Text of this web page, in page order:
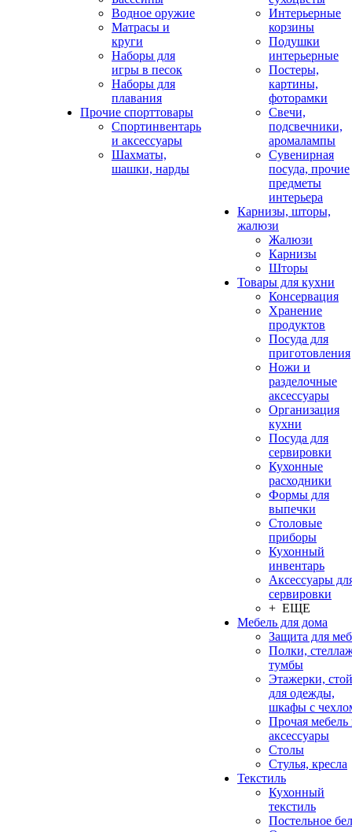
Водное оружие
Матрасы и
круги
Наборы для
игры в песок
Наборы для
плавания
Прочие спорттовары
Спортинвентарь
и аксессуары
Шахматы,
шашки, нарды
Интерьерные
корзины
Подушки
интерьерные
Постеры,
картины,
фоторамки
Свечи,
подсвечники,
аромалампы
Сувенирная
посуда, прочие
предметы
интерьера
Карнизы, шторы,
жалюзи
Жалюзи
Карнизы
Шторы
Товары для кухни
Консервация
Хранение
продуктов
Посуда для
приготовления
Ножи и
разделочные
аксессуары
Организация
кухни
Посуда для
сервировки
Кухонные
расходники
Формы для
выпечки
Столовые
приборы
Кухонный
инвентарь
Аксессуары
сервировки
+ ЕЩЕ
Мебель для дома
Защита для
Полки,
тумбы
Этажерки,
для одежды,
шкафы с
Прочая мебель
аксессуары
Столы
Стулья, кресла
Текстиль
Кухонный
текстиль
Постельное